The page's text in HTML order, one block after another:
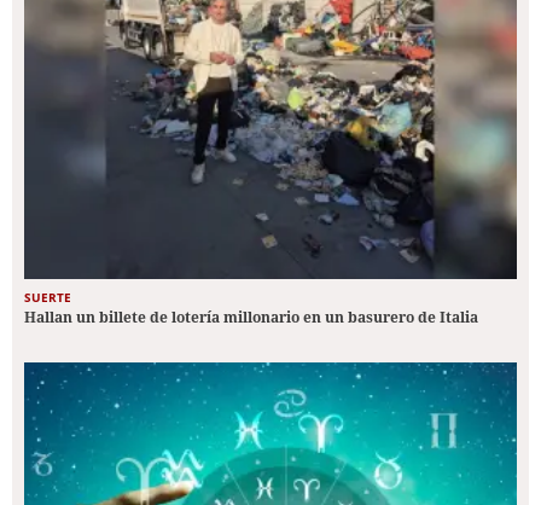
SUERTE
Hallan un billete de lotería millonario en un basurero de Italia